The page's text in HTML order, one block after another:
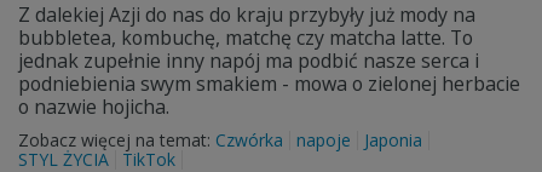
Z dalekiej Azji do nas do kraju przybyły już mody na
bubbletea, kombuchę, matchę czy matcha latte. To
jednak zupełnie inny napój ma podbić nasze serca i
podniebienia swym smakiem - mowa o zielonej herbacie
o nazwie hojicha.
Zobacz więcej na temat: Czwórka napoje
Japonia
STYL ŻYCIA
TikTok